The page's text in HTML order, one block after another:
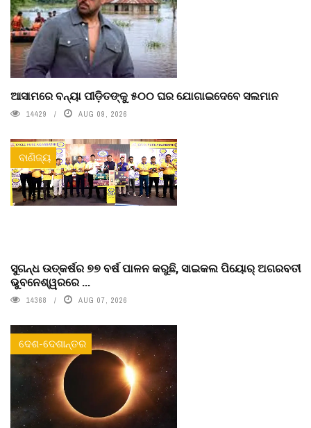
ଆସାମରେ ବନ୍ୟା ପୀଡ଼ିତଙ୍କୁ ୫୦୦ ଘର ଯୋଗାଇଦେବେ ସଲମାନ
14429 AUG 09, 2026
ବାଣିଜ୍ୟ
ସୁଗନ୍ଧ ଉତ୍କର୍ଷର ୭୭ ବର୍ଷ ପାଳନ କରୁଛି, ସାଇକଲ ପିୟୋର୍‌ ଅଗରବତୀ
ଭୁବନେଶ୍ୱରରେ ...
14368 AUG 07, 2026
ଦେଶ-ଦେଶାନ୍ତର